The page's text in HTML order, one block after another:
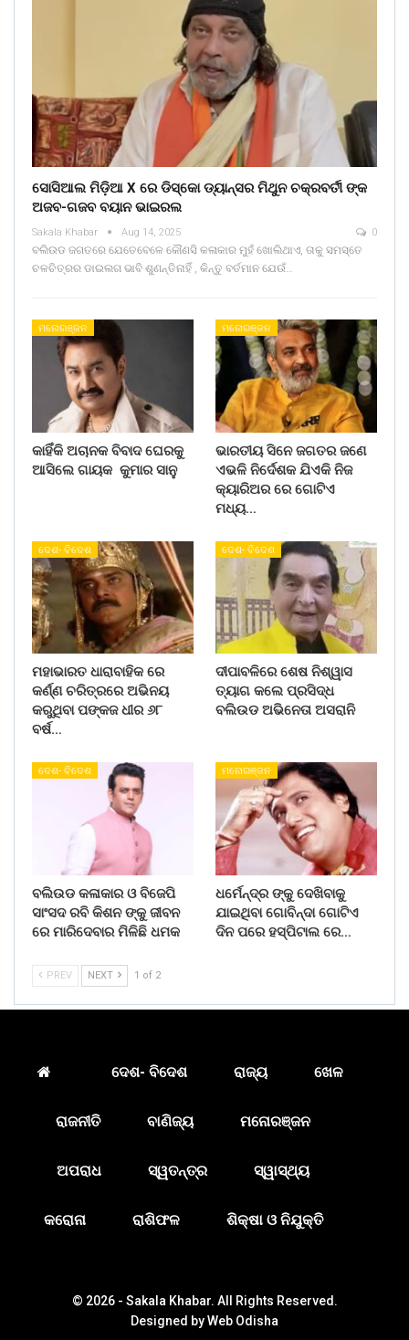
ସୋସିଆଲ ମିଡ଼ିଆ X ରେ ଡିସ୍କୋ ଡ୍ୟାନ୍ସର ମିଥୁନ ଚକ୍ରବର୍ତୀ ଙ୍କ
ଅଜବ-ଗଜବ ବୟାନ ଭାଇରଲ
Sakala Khabar Aug 14, 2025 0
ବଲିଉଡ ଜଗତରେ ଯେତେବେଳେ କୌଣସି କଳାକାର ମୁହଁ ଖୋଲିଥାଏ, ତାକୁ ସମସ୍ତେ
ଚଳଚିତ୍ରର ଡାଇଲଗ ଭାବି ଶୁଣନ୍ତିନାହିଁ , କିନ୍ତୁ ବର୍ତମାନ ଯେଉଁ…
ମନୋରଞ୍ଜନ
କାହିଁକି ଅଚାନକ ବିବାଦ ଘେରକୁ
ଆସିଲେ ଗାୟକ କୁମାର ସାନୁ
ମନୋରଞ୍ଜନ
ଭାରତୀୟ ସିନେ ଜଗତର ଜଣେ
ଏଭଳି ନିର୍ଦେଶକ ଯିଏକି ନିଜ
କ୍ୟାରିଅର ରେ ଗୋଟିଏ
ମଧ୍ୟ…
ଦେଶ- ବିଦେଶ
ମହାଭାରତ ଧାରାବାହିକ ରେ
କର୍ଣ୍ଣ ଚରିତ୍ରରେ ଅଭିନୟ
କରୁଥିବା ପଙ୍କଜ ଧୀର ୬୮
ବର୍ଷ…
ଦେଶ- ବିଦେଶ
ଦୀପାବଳିରେ ଶେଷ ନିଶ୍ୱାସ
ତ୍ୟାଗ କଲେ ପ୍ରସିଦ୍ଧ
ବଲିଉଡ ଅଭିନେତା ଅସରାନି
ଦେଶ- ବିଦେଶ
ବଲିଉଡ କଳାକାର ଓ ବିଜେପି
ସାଂସଦ ରବି କିଶନ ଙ୍କୁ ଜୀବନ
ରେ ମାରିଦେବାର ମିଳିଛି ଧମକ
ମନୋରଞ୍ଜନ
ଧର୍ମେନ୍ଦ୍ର ଙ୍କୁ ଦେଖିବାକୁ
ଯାଇଥିବା ଗୋବିନ୍ଦା ଗୋଟିଏ
ଦିନ ପରେ ହସ୍ପିଟାଲ ରେ…
PREV NEXT 1 of 2
ଦେଶ- ବିଦେଶ ରାଜ୍ୟ ଖେଳ
ରାଜନୀତି ବାଣିଜ୍ୟ ମନୋରଞ୍ଜନ
ଅପରାଧ ସ୍ୱତନ୍ତ୍ର ସ୍ୱାସ୍ଥ୍ୟ
କରୋନା ରାଶିଫଳ ଶିକ୍ଷା ଓ ନିଯୁକ୍ତି
© 2026 - Sakala Khabar. All Rights Reserved.
Designed byWeb Odisha